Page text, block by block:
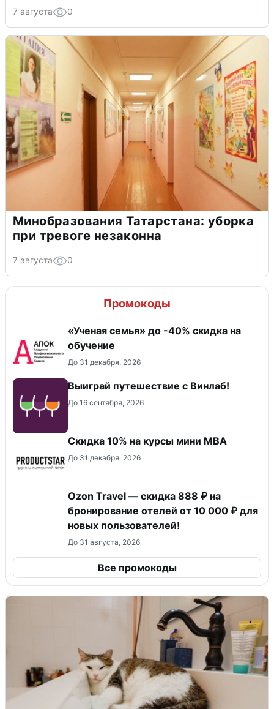
7 августа 0
Минобразования Татарстана: уборка
при тревоге незаконна
7 августа 0
Промокоды
«Ученая семья» до -40% скидка на
обучение
До 31 декабря, 2026
Выиграй путешествие с Винлаб!
До 16 сентября, 2026
Скидка 10% на курсы мини MBA
До 31 декабря, 2026
Ozon Travel — скидка 888 ₽ на
бронирование отелей от 10 000 ₽ для
новых пользователей!
До 31 августа, 2026
Все промокоды